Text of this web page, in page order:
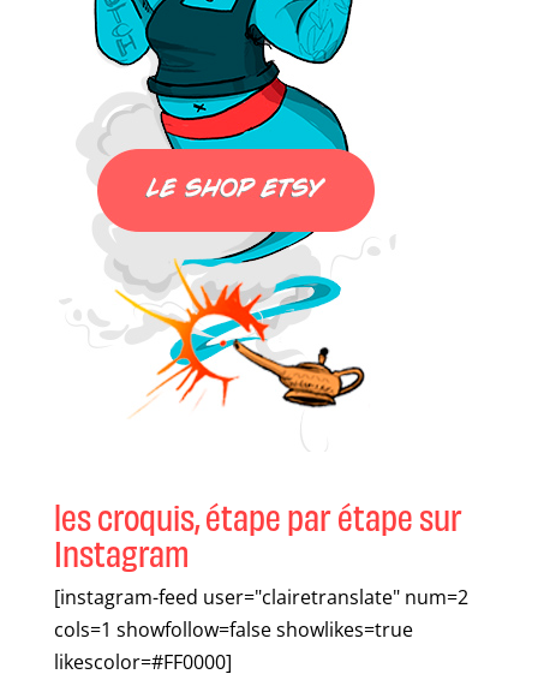
les croquis, étape par étape sur
Instagram
[instagram-feed user="clairetranslate" num=2
cols=1 showfollow=false showlikes=true
likescolor=#FF0000]